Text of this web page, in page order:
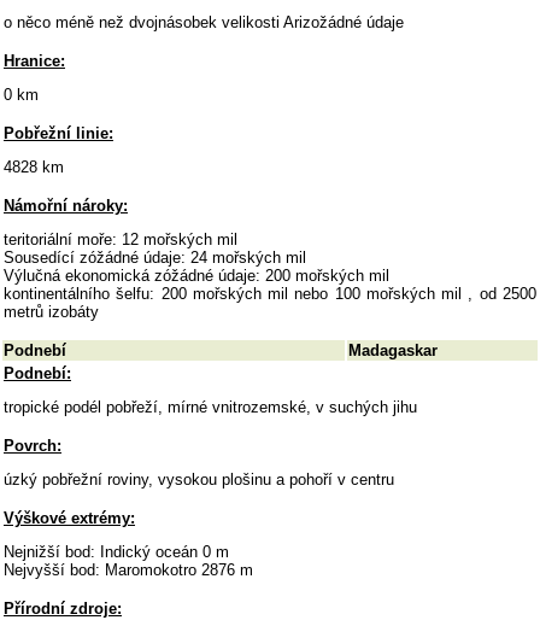
o něco méně než dvojnásobek velikosti Arizožádné údaje
Hranice:
0 km
Pobřežní linie:
4828 km
Námořní nároky:
teritoriální moře: 12 mořských mil
Sousedící zóžádné údaje: 24 mořských mil
Výlučná ekonomická zóžádné údaje: 200 mořských mil
kontinentálního šelfu: 200 mořských mil nebo 100 mořských mil , od 2500
metrů izobáty
Podnebí
Madagaskar
Podnebí:
tropické podél pobřeží, mírné vnitrozemské, v suchých jihu
Povrch:
úzký pobřežní roviny, vysokou plošinu a pohoří v centru
Výškové extrémy:
Nejnižší bod: Indický oceán 0 m
Nejvyšší bod: Maromokotro 2876 m
Přírodní zdroje: